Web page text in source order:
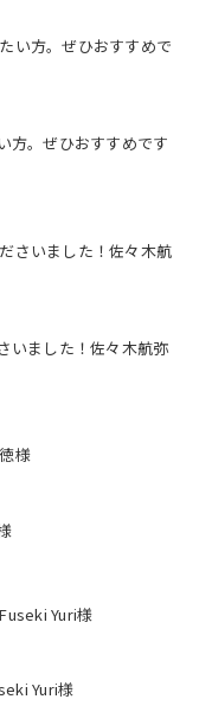
方。ぜひおすすめです
いました！佐々木航弥
Yuri様